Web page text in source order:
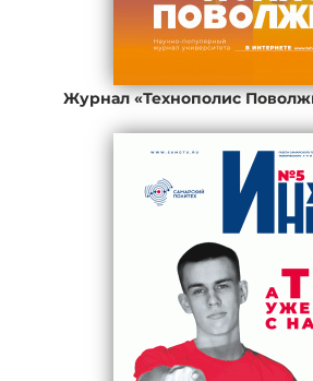
Журнал «Технополис